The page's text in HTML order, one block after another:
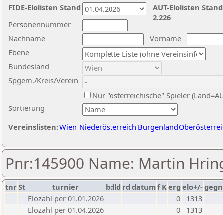
Nachname
Vorname
Ebene
Sortierung
Personennummer
Bundesland
Spgem./Kreis/Verein
Nur "österreichische" Spieler
Vereinslisten:Wien Niederösterreich Burgenland
AUT-Elolisten
2.226
FIDE-Elolisten Stand
Pnr:145900 Name: Martin
tnrSt turnier bdld rd datumf Kerg elo+/-
Elozahl per 01.01.2026
0
1313
Elozahl per 01.04.2026
0
1313